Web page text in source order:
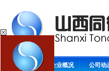
首 页 企业概况 公司动